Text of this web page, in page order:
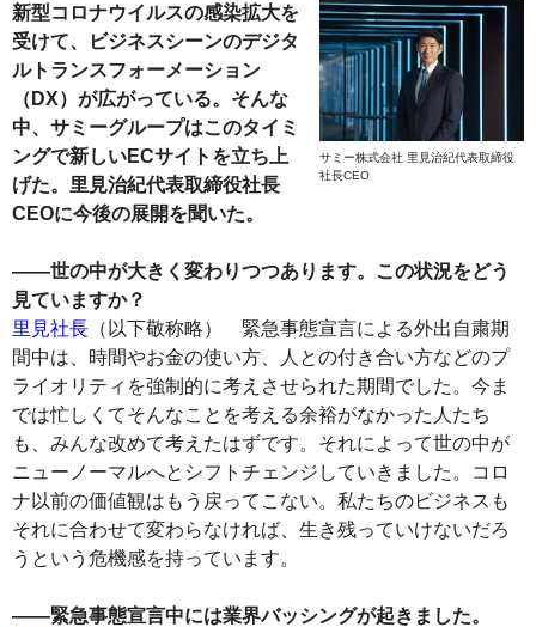
サミー株式会社 里見治紀代表取締役
社長CEO
新型コロナウイルスの感染拡大を
受けて、ビジネスシーンのデジタ
ルトランスフォーメーション
（DX）が広がっている。そんな
中、サミーグループはこのタイミ
ングで新しいECサイトを立ち上
げた。里見治紀代表取締役社長
CEOに今後の展開を聞いた。
――世の中が大きく変わりつつあります。この状況をどう
見ていますか？
里見社長 （以下敬称略） 緊急事態宣言による外出自粛期
間中は、時間やお金の使い方、人との付き合い方などのプ
ライオリティを強制的に考えさせられた期間でした。今ま
では忙しくてそんなことを考える余裕がなかった人たち
も、みんな改めて考えたはずです。それによって世の中が
ニューノーマルへとシフトチェンジしていきました。コロ
ナ以前の価値観はもう戻ってこない。私たちのビジネスも
それに合わせて変わらなければ、生き残っていけないだろ
うという危機感を持っています。
――緊急事態宣言中には業界バッシングが起きました。